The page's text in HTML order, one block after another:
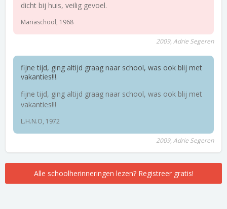
dicht bij huis, veilig gevoel.
Mariaschool, 1968
2009, Adrie Segeren
fijne tijd, ging altijd graag naar school, was ook blij met
vakanties!!!.
fijne tijd, ging altijd graag naar school, was ook blij met
vakanties!!!
L.H.N.O, 1972
2009, Adrie Segeren
Alle schoolherinneringen lezen? Registreer gratis!